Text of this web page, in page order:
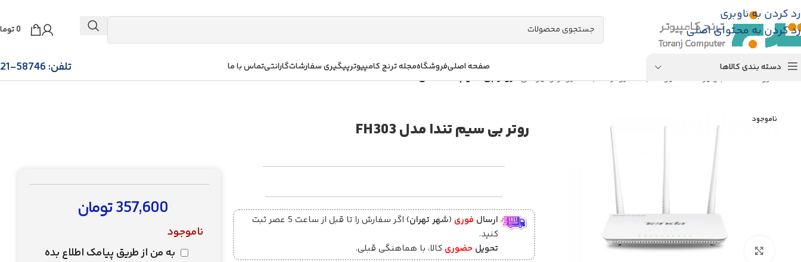
رد کردن به ناوبری
رد کردن به محتوای اصلی
0
دسته بندی کالاها صفحه اصلیفروشگاهمجله ترنج کامپیوترپیگیری سفارشاتگارانتیتماس با ما تلفن: 58746-021
فروشگاه تجهیزات اکتیو شبکه/روتر شبکه/روتر وایرلس/روتر بی سیم تندا مدل FH303
ناموجود
بزرگنمایی تصویر
روتر بی سیم تندا مدل FH303
ارسال فوری (شهر تهران
) اگر سفارش را تا قبل از ساعت 5 عصر ثبت
کنید.
تحویلحضوری کالا، با هماهنگی قبلی.
357,600تومان
ناموجود
به من از طریق پیامک اطلاع بده